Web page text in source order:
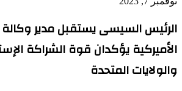
الرئيس السيسى يستقبل مدير وكالة
الأميركية يؤكدان قوة الشراكة
والولايات المتحدة